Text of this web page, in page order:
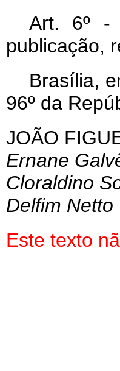
Art. 6º -
publicação,
Brasília,
96º da
JOÃO
Ernane
Cloraldino
Delfim Netto
Este texto